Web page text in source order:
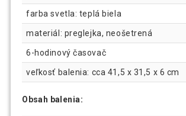
farba svetla: teplá biela
materiál: preglejka, neošetrená
6-hodinový časovač
veľkosť balenia: cca 41,5 x 31,5 x 6 cm
Obsah balenia: